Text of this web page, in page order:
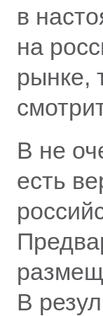
в
на
рынке,
В не
есть
В